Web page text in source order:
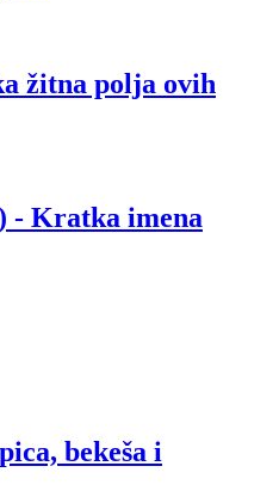
žitna polja ovih
- Kratka imena
bekeša i